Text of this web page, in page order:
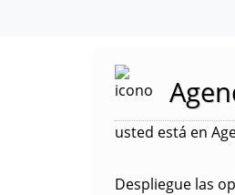
usted está en
Despliegue las